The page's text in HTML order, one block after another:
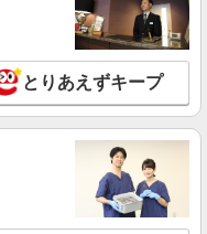
詳細を見る
簡単な接客・調理・清
谷町16-2 平塚西口会館
とりあえずキープ